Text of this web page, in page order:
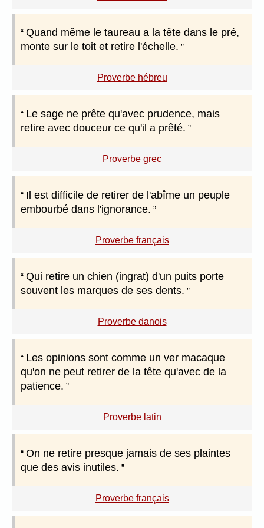
Quand même le taureau a la tête dans le pré,
monte sur le toit et retire l'échelle.
Proverbe hébreu
Le sage ne prête qu'avec prudence, mais
retire avec douceur ce qu'il a prêté.
Proverbe grec
Il est difficile de retirer de l'abîme un peuple
embourbé dans l'ignorance.
Proverbe français
Qui retire un chien (ingrat) d'un puits porte
souvent les marques de ses dents.
Proverbe danois
Les opinions sont comme un ver macaque
qu'on ne peut retirer de la tête qu'avec de la
patience.
Proverbe latin
On ne retire presque jamais de ses plaintes
que des avis inutiles.
Proverbe français